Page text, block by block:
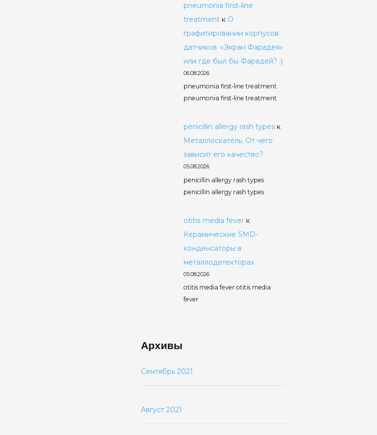
pneumonia first‑line
treatmentк О
графитировании корпусов
датчиков. «Экран Фарадея»
или где был бы Фарадей? :)
06.08.2026
pneumonia first‑line treatment
pneumonia first‑line treatment
penicillin allergy rash typesк
Металлоскатель. От чего
зависит его качество?
05.08.2026
penicillin allergy rash types
penicillin allergy rash types
otitis media feverк
Керамические SMD-
конденсаторы в
металлодетекторах
05.08.2026
otitis media fever otitis media
fever
Архивы
Сентябрь 2021
Август 2021